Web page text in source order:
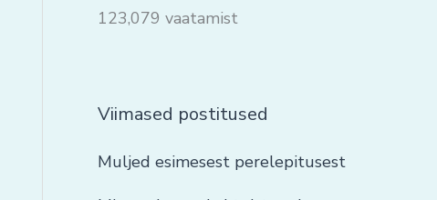
123,079 vaatamist
Viimased postitused
Muljed esimesest perelepitusest